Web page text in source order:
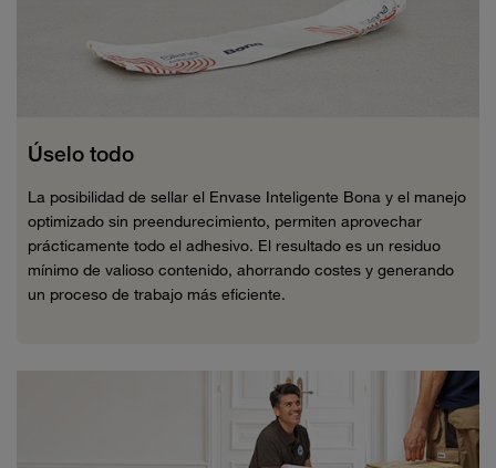
Úselo todo
La posibilidad de sellar el Envase Inteligente Bona y el manejo
optimizado sin preendurecimiento, permiten aprovechar
prácticamente todo el adhesivo. El resultado es un residuo
mínimo de valioso contenido, ahorrando costes y generando
un proceso de trabajo más eficiente.